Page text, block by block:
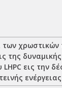
των
της
εις την
ενέργειας